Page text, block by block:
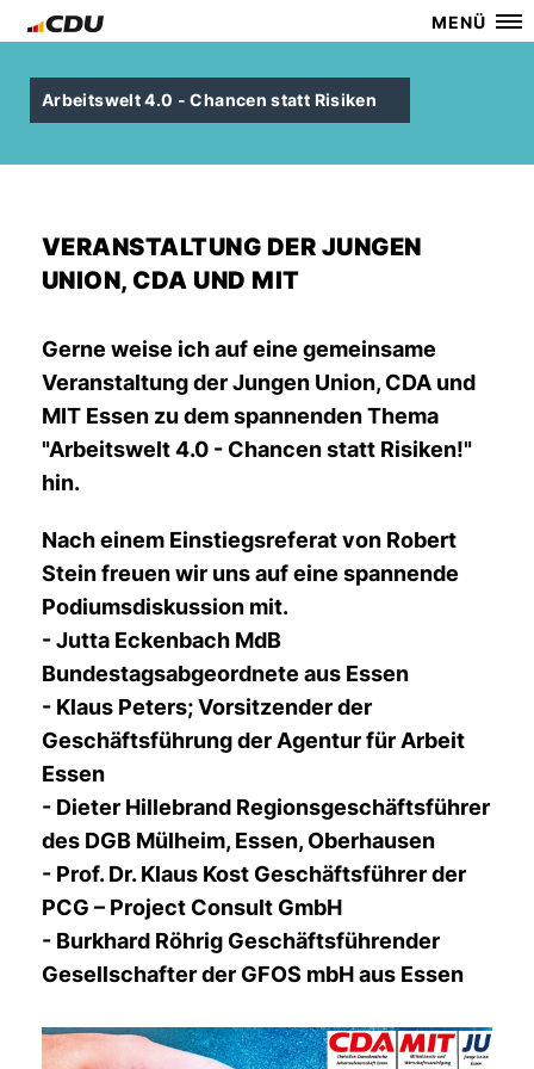
MENÜ
Arbeitswelt 4.0 - Chancen statt Risiken
VERANSTALTUNG DER JUNGEN
UNION, CDA UND MIT
Gerne weise ich auf eine gemeinsame
Veranstaltung der Jungen Union, CDA und
MIT Essen zu dem spannenden Thema
"Arbeitswelt 4.0 - Chancen statt Risiken!"
hin.
Nach einem Einstiegsreferat von Robert
Steinfreuen wir uns auf eine spannende
Podiumsdiskussion mit.
-Jutta Eckenbach MdB
Bundestagsabgeordnete aus Essen
- Klaus Peters;Vorsitzender der
Geschäftsführung der Agentur für Arbeit
Essen
- Dieter Hillebrand Regionsgeschäftsführer
des DGB Mülheim, Essen, Oberhausen
- Prof. Dr. Klaus Kost Geschäftsführer der
PCG – Project Consult GmbH
- Burkhard Röhrig Geschäftsführender
Gesellschafter der GFOS mbH aus Essen